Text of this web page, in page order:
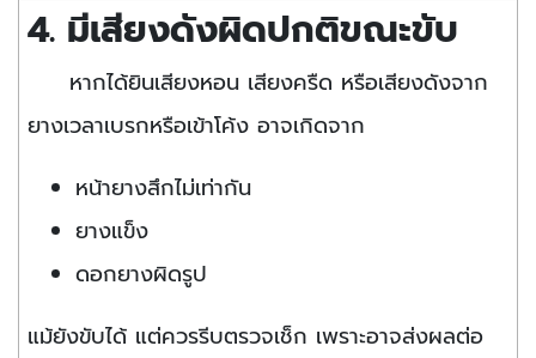
4. มีเสียงดังผิดปกติขณะขับ
หากได้ยินเสียงหอน เสียงครืด หรือเสียงดังจาก
ยางเวลาเบรกหรือเข้าโค้ง อาจเกิดจาก
หน้ายางสึกไม่เท่ากัน
ยางแข็ง
ดอกยางผิดรูป
แม้ยังขับได้ แต่ควรรีบตรวจเช็ก เพราะอาจส่งผลต่อ